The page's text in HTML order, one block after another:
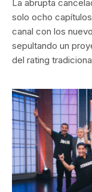
La abrupta
solo ocho
canal con los
sepultando un
del rating